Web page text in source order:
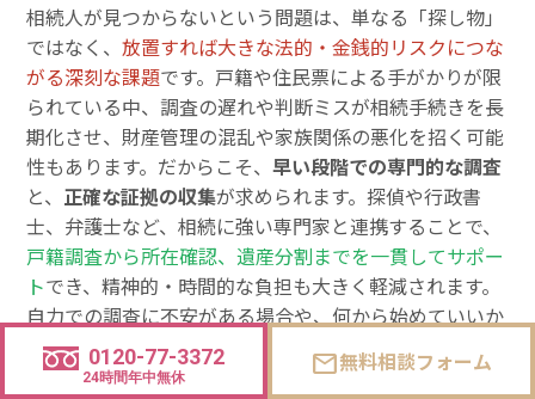
相続人が見つからないという問題は、単なる「探し物」
ではなく、放置すれば大きな法的・金銭的リスクにつな
がる深刻な課題です。戸籍や住民票による手がかりが限
られている中、調査の遅れや判断ミスが相続手続きを長
期化させ、財産管理の混乱や家族関係の悪化を招く可能
性もあります。だからこそ、早い段階での専門的な調査
と、 正確な証拠の収集が求められます。探偵や行政書
士、弁護士など、相続に強い専門家と連携することで、
戸籍調査から所在確認、遺産分割までを一貫してサポー
トでき、精神的・時間的な負担も大きく軽減されます。
自力での調査に不安がある場合や、何から始めていいか
分からないときは、無料相談
けでも大きな一歩になります。大切な相続手続きを、確
0120-77-3372
24時間年中無休 mail無料相談フォーム